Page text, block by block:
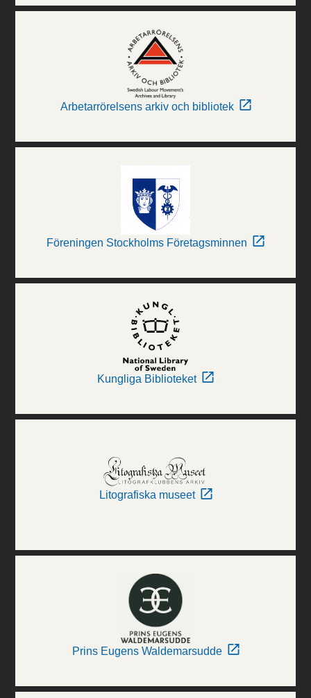
Arbetarrörelsens arkiv och bibliotek
Föreningen Stockholms Företagsminnen
Kungliga Biblioteket
Litografiska museet
Prins Eugens Waldemarsudde